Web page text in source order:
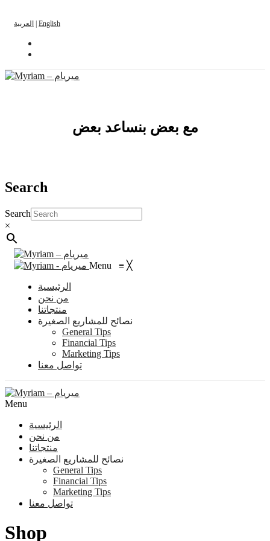
العربية English
مع بعض بنساعد بعض
Search
Search
×
Menu ≡ ╳
الرئيسية
من نحن
منتجاتنا
نصائح للمشاريع الصغيرة
General Tips
Financial Tips
Marketing Tips
تواصل معنا
Menu
الرئيسية
من نحن
منتجاتنا
نصائح للمشاريع الصغيرة
General Tips
Financial Tips
Marketing Tips
تواصل معنا
Shop